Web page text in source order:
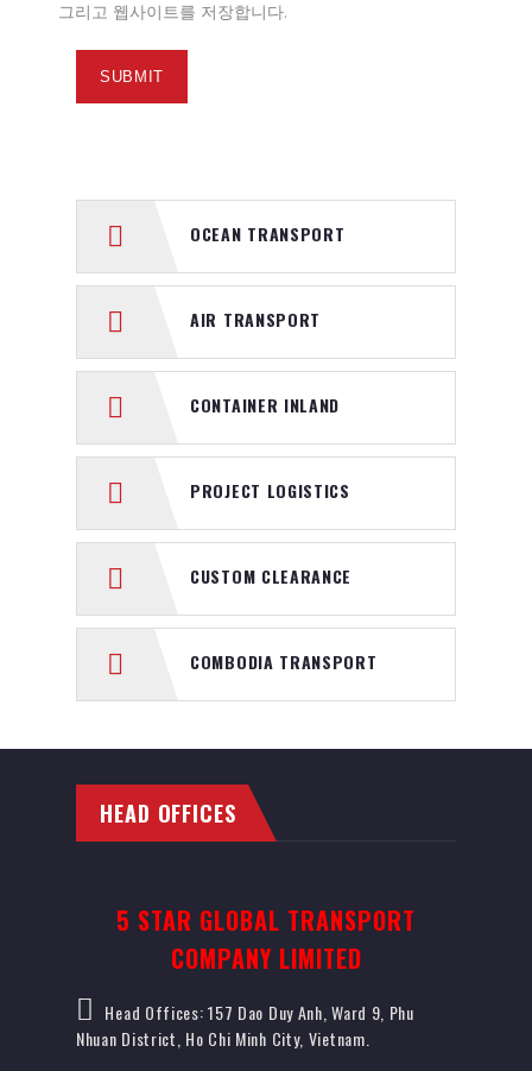
그리고 웹사이트를 저장합니다.
OCEAN TRANSPORT
AIR TRANSPORT
CONTAINER INLAND
PROJECT LOGISTICS
CUSTOM CLEARANCE
COMBODIA TRANSPORT
HEAD OFFICES
5 STAR GLOBAL TRANSPORT
COMPANY LIMITED
Head Offices: 157 Dao Duy Anh, Ward 9, Phu
Nhuan District, Ho Chi Minh City, Vietnam.